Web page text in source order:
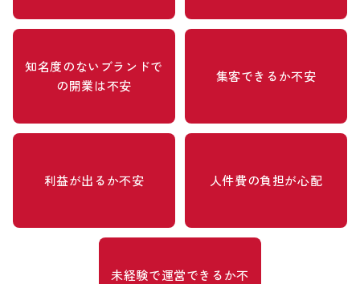
知名度のないブランドで
の開業は不安
集客できるか不安
利益が出るか不安 人件費の負担が心配
未経験で運営できるか不